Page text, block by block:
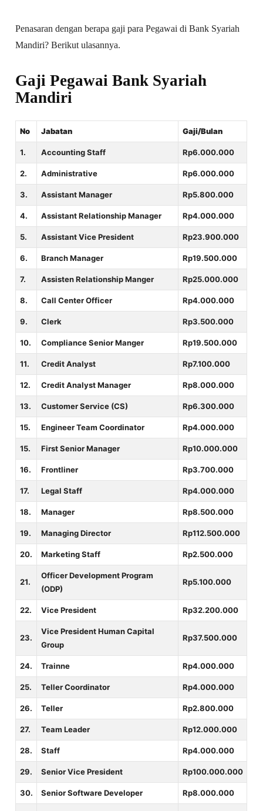
Penasaran dengan berapa gaji para Pegawai di Bank Syariah
Mandiri? Berikut ulasannya.
Gaji Pegawai Bank Syariah
Mandiri
No Jabatan Gaji/Bulan
1. Accounting Staff Rp6.000.000
2. Administrative Rp6.000.000
3. Assistant Manager Rp5.800.000
4. Assistant Relationship Manager Rp4.000.000
5. Assistant Vice President Rp23.900.000
6. Branch Manager Rp19.500.000
7. Assisten Relationship Manger Rp25.000.000
8. Call Center Officer Rp4.000.000
9. Clerk Rp3.500.000
10. Compliance Senior Manger Rp19.500.000
11. Credit Analyst Rp7.100.000
12. Credit Analyst Manager Rp8.000.000
13. Customer Service (CS) Rp6.300.000
15. Engineer Team Coordinator Rp4.000.000
15. First Senior Manager Rp10.000.000
16. Frontliner Rp3.700.000
17. Legal Staff Rp4.000.000
18. Manager Rp8.500.000
19. Managing Director Rp112.500.000
20. Marketing Staff Rp2.500.000
21.
Officer Development Program
(ODP)
Rp5.100.000
22. Vice President Rp32.200.000
23.
Vice President Human Capital
Group
Rp37.500.000
24. Trainne Rp4.000.000
25. Teller Coordinator Rp4.000.000
26. Teller Rp2.800.000
27. Team Leader Rp12.000.000
28. Staff Rp4.000.000
29. Senior Vice President Rp100.000.000
30. Senior Software Developer Rp8.000.000